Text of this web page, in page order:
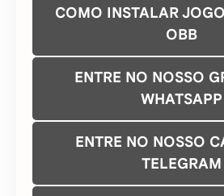
COMO INSTALAR
OBB
ENTRE NO NOSSO
WHATSAPP
ENTRE NO NOSSO
TELEGRAM